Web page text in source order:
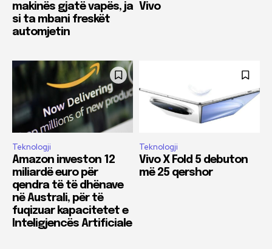
makinës gjatë vapës, ja
si ta mbani freskët
automjetin
Vivo
Teknologji
Amazon investon 12
miliardë euro për
qendra të të dhënave
në Australi, për të
fuqizuar kapacitetet e
Inteligjencës Artificiale
Teknologji
Vivo X Fold 5 debuton
më 25 qershor